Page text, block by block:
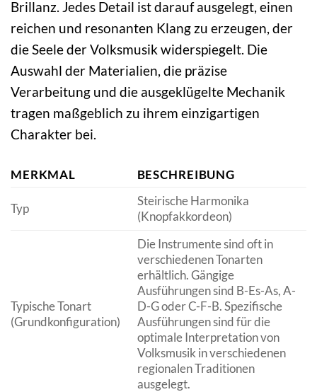
Brillanz. Jedes Detail ist darauf ausgelegt, einen
reichen und resonanten Klang zu erzeugen, der
die Seele der Volksmusik widerspiegelt. Die
Auswahl der Materialien, die präzise
Verarbeitung und die ausgeklügelte Mechanik
tragen maßgeblich zu ihrem einzigartigen
Charakter bei.
MERKMAL BESCHREIBUNG
Typ
Steirische Harmonika
(Knopfakkordeon)
Typische Tonart
(Grundkonfiguration)
Die Instrumente sind oft in
verschiedenen Tonarten
erhältlich. Gängige
Ausführungen sind B-Es-As, A-
D-G oder C-F-B. Spezifische
Ausführungen sind für die
optimale Interpretation von
Volksmusik in verschiedenen
regionalen Traditionen
ausgelegt.